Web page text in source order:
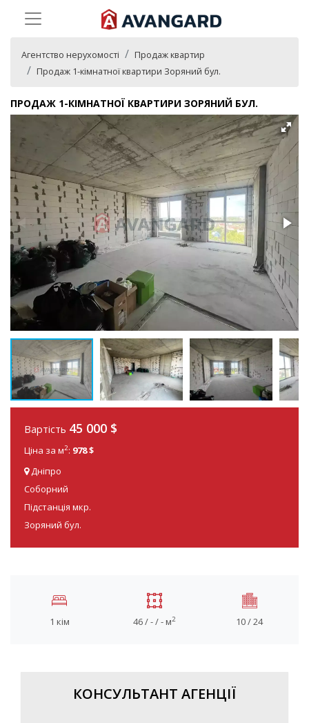
Агентство нерухомості
Продаж квартир
Продаж 1-кімнатної квартири Зоряний бул.
ПРОДАЖ 1-КІМНАТНОЇ КВАРТИРИ ЗОРЯНИЙ БУЛ.
Вартість 45 000 $
Ціна за м2: 978 $
Дніпро
Соборний
Підстанція мкр.
Зоряний бул.
1 кім 46 / - / - м2 10 / 24
КОНСУЛЬТАНТ АГЕНЦІЇ